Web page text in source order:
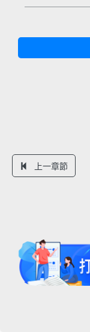
上一章節